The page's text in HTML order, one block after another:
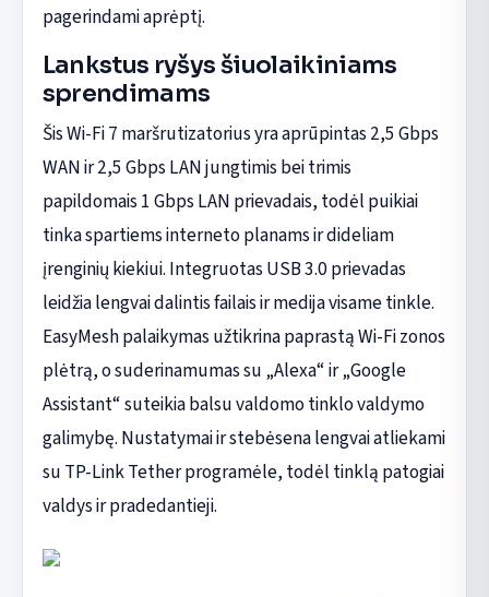
pagerindami aprėptį.
Lankstus ryšys šiuolaikiniams
sprendimams
Šis Wi-Fi 7 maršrutizatorius yra aprūpintas 2,5 Gbps
WAN ir 2,5 Gbps LAN jungtimis bei trimis
papildomais 1 Gbps LAN prievadais, todėl puikiai
tinka spartiems interneto planams ir dideliam
įrenginių kiekiui. Integruotas USB 3.0 prievadas
leidžia lengvai dalintis failais ir medija visame tinkle.
EasyMesh palaikymas užtikrina paprastą Wi-Fi zonos
plėtrą, o suderinamumas su „Alexa“ ir „Google
Assistant“ suteikia balsu valdomo tinklo valdymo
galimybę. Nustatymai ir stebėsena lengvai atliekami
su TP-Link Tether programėle, todėl tinklą patogiai
valdys ir pradedantieji.